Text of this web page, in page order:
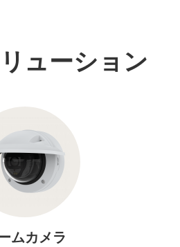
ューション
ムカメラ